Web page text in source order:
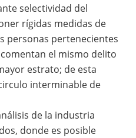
selectividad del
rígidas medidas de
personas pertenecientes
el mismo delito
estrato; de esta
interminable de
de la industria
donde es posible